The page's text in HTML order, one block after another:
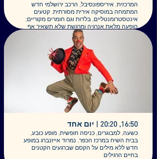
המרכזית. איריספונסיבל, הרכב ירושלמי חדש
המתמחה במוסיקה אירית מסורתית. קטעים
אינטסטרומנטליים, בלדות וגם חומרים מקוריים;
הופעה מלאת אנרגיה ומרגשת שלא תשאיר אף
יותם ארבל: חלילים וחליליות מנחם גולדנברג:
גיטרה ושירה אחינעם רצעבי: כינור
ליאל בן דוד, באוראן ומנדולינה
16:50, 20:20 | יום אחד
כשעה, למבוגרים, כניסה חופשית, מופע כובע,
בבית השיח במרכז הכפר. נמרוד אייזנברג במופע
חדש ללא מילים על הקסם שברגעים הקטנים
בחיים הרגילים